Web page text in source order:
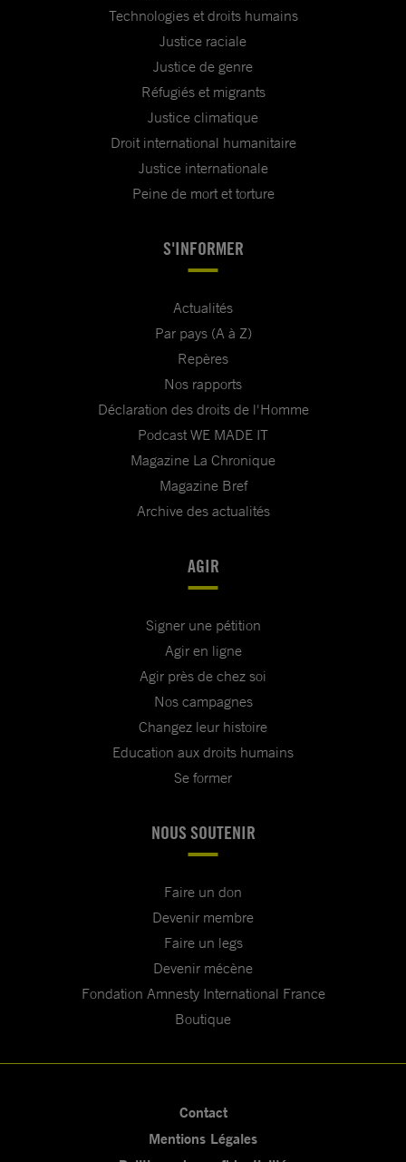
Technologies et droits humains
Justice raciale
Justice de genre
Réfugiés et migrants
Justice climatique
Droit international humanitaire
Justice internationale
Peine de mort et torture
S'INFORMER
Actualités
Par pays (A à Z)
Repères
Nos rapports
Déclaration des droits de l'Homme
Podcast WE MADE IT
Magazine La Chronique
Magazine Bref
Archive des actualités
AGIR
Signer une pétition
Agir en ligne
Agir près de chez soi
Nos campagnes
Changez leur histoire
Education aux droits humains
Se former
NOUS SOUTENIR
Faire un don
Devenir membre
Faire un legs
Devenir mécène
Fondation Amnesty International France
Boutique
Contact
Mentions Légales